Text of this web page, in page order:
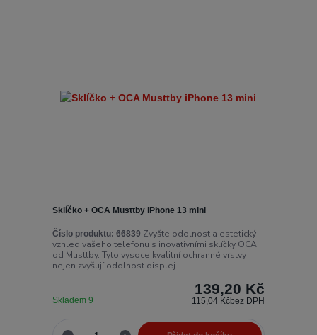
Sklíčko + OCA Musttby iPhone 13 mini
Číslo produktu: 66839 Zvyšte odolnost a estetický
vzhled vašeho telefonu s inovativními sklíčky OCA
od Musttby. Tyto vysoce kvalitní ochranné vrstvy
nejen zvyšují odolnost displej...
139,20 Kč
115,04 Kčbez DPH
Skladem 9